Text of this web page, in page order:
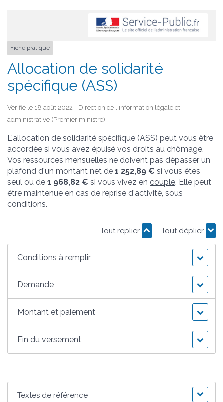
Fiche pratique
Allocation de solidarité
spécifique (ASS)
Vérifié le 18 août 2022 - Direction de l'information légale et
administrative (Premier ministre)
L'allocation de solidarité spécifique (ASS) peut vous être
accordée si vous avez épuisé vos droits au chômage.
Vos ressources mensuelles ne doivent pas dépasser un
plafond d'un montant net de 1 252,89 € si vous êtes
seul ou de 1 968,82 € si vous vivez en couple. Elle peut
être maintenue en cas de reprise d'activité, sous
conditions.
Tout replier Tout déplier
Conditions à remplir
Demande
Montant et paiement
Fin du versement
Textes de référence